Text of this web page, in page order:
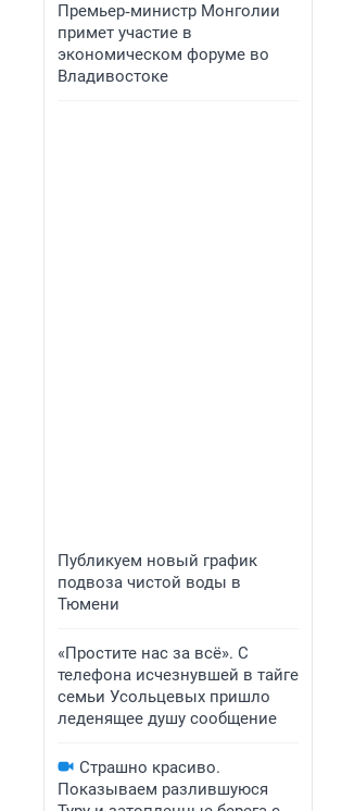
Премьер‑министр Монголии
примет участие в
экономическом форуме во
Владивостоке
Публикуем новый график
подвоза чистой воды в
Тюмени
«Простите нас за всё». С
телефона исчезнувшей в тайге
семьи Усольцевых пришло
леденящее душу сообщение
Страшно красиво.
Показываем разлившуюся